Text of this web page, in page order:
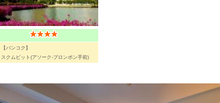
【バンコク】
スクムビット(アソーク-プロンポン手前)